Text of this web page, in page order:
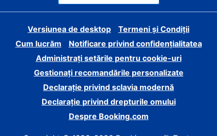
Versiunea de desktop
Termeni și Condiții
Cum lucrăm
Notificare privind confidențialitatea
Administrați setările pentru cookie-uri
Gestionați recomandările personalizate
Declarație privind sclavia modernă
Declarație privind drepturile omului
Despre Booking.com